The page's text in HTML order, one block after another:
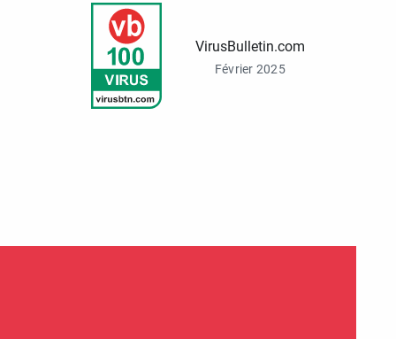
VirusBulletin.com
Février 2025